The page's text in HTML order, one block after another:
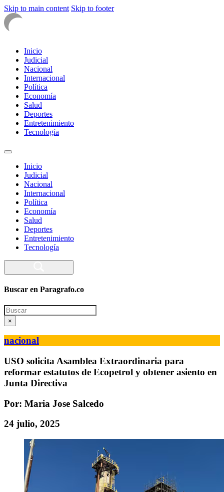
Skip to main content Skip to footer
Inicio
Judicial
Nacional
Internacional
Política
Economía
Salud
Deportes
Entretenimiento
Tecnología
Inicio
Judicial
Nacional
Internacional
Política
Economía
Salud
Deportes
Entretenimiento
Tecnología
Buscar en Paragrafo.co
Search
×
nacional
USO solicita Asamblea Extraordinaria para
reformar estatutos de Ecopetrol y obtener asiento en
Junta Directiva
Por: Maria Jose Salcedo
24 julio, 2025